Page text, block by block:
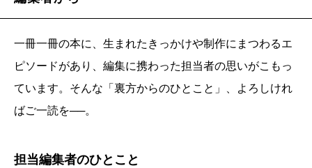
一冊一冊の本に、生まれたきっかけや制作にまつわるエ
ピソードがあり、編集に携わった担当者の思いがこもっ
ています。そんな「裏方からのひとこと」、よろしけれ
ばご一読を──。
担当編集者のひとこと